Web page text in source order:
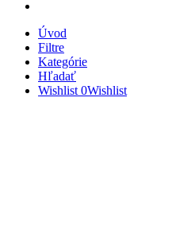
Úvod
Filtre
Kategórie
Hľadať
Wishlist0Wishlist